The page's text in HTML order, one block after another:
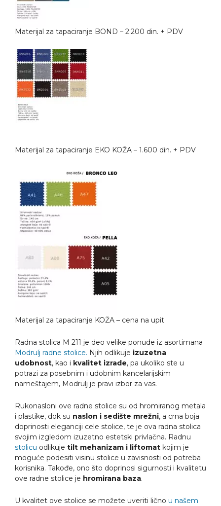
Materijal za tapaciranje BOND – 2.200 din. + PDV
Materijal za tapaciranje EKO KOŽA – 1.600 din. + PDV
Materijal za tapaciranje KOŽA – cena na upit
Radna stolica M 211 je deo velike ponude iz asortimana
Modrulj radne stolice. Njih odlikuje izuzetna
udobnost, kao i kvalitet izrade, pa ukoliko ste u
potrazi za posebnim i udobnim kancelarijskim
nameštajem, Modrulj je pravi izbor za vas.
Rukonasloni ove radne stolice su od hromiranog metala
i plastike, dok su naslon i sedište mrežni, a crna boja
doprinosti eleganciji cele stolice, te je ova radna stolica
svojim izgledom izuzetno estetski privlačna. Radnu
stolicu odlikuje tilt mehanizam i liftomat kojim je
moguće podesiti visinu stolice u zavisnosti od potreba
korisnika. Takođe, ono što doprinosi sigurnosti i kvalitetu
ove radne stolice je hromirana baza.
U kvalitet ove stolice se možete uveriti lično u našem